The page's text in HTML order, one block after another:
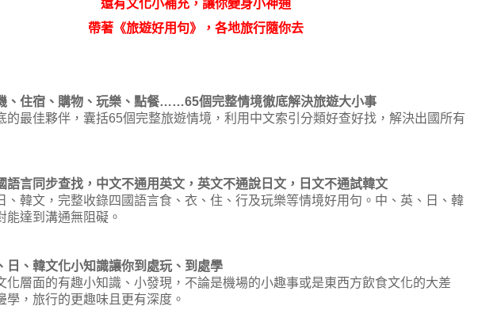
還有文化小補充，讓你變身小神通
帶著《旅遊好用句》，各地旅行隨你去
、住宿、購物、玩樂、點餐……65個完整情境徹底解決旅遊大小事
的最佳夥伴，囊括65個完整旅遊情境，利用中文索引分類好查好找，解決出國所有
言同步查找，中文不通用英文，英文不通說日文，日文不通試韓文
、韓文，完整收錄四國語言食、衣、住、行及玩樂等情境好用句。中、英、日、韓
能達到溝通無阻礙。
、韓文化小知識讓你到處玩、到處學
化層面的有趣小知識、小發現，不論是機場的小趣事或是東西方飲食文化的大差
學，旅行的更趣味且更有深度。